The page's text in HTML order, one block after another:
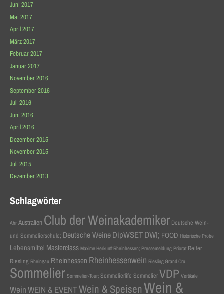
Juni 2017
Mai 2017
April 2017
März 2017
Februar 2017
Januar 2017
November 2016
September 2016
Juli 2016
Juni 2016
April 2016
Dezember 2015
November 2015
Juli 2015
Dezember 2013
Schlagwörter
Ahr Australien Club der Weinakademiker Deutsche Wein-
und Sommelierschule; Deutsche Weine DipWSET DWI; FOOD Historische Probe
Lebensmittel Masterclass Maxime Herkunft Rheinhessen; Pressemeldung Priorat Reifer
Riesling Rheingau Rheinhessen Rheinhessenwein Riesling Grand Cru
Sommelier Sommelier-Tour; Sommelierlife Sommelier VDP Vertikale
WeinWEIN & EVENTWein & SpeisenWein &